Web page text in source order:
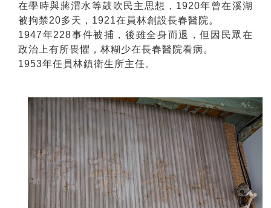
在學時與蔣渭水等鼓吹民主思想，1920年曾在溪湖
被拘禁20多天，1921在員林創設長春醫院。
1947年228事件被捕，後雖全身而退，但因民眾在
政治上有所畏懼，林糊少在長春醫院看病。
1953年任員林鎮衛生所主任。